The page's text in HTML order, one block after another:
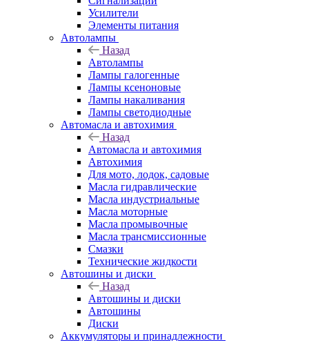
Усилители
Элементы питания
Автолампы
Назад
Автолампы
Лампы галогенные
Лампы ксеноновые
Лампы накаливания
Лампы светодиодные
Автомасла и автохимия
Назад
Автомасла и автохимия
Автохимия
Для мото, лодок, садовые
Масла гидравлические
Масла индустриальные
Масла моторные
Масла промывочные
Масла трансмиссионные
Смазки
Технические жидкости
Автошины и диски
Назад
Автошины и диски
Автошины
Диски
Аккумуляторы и принадлежности